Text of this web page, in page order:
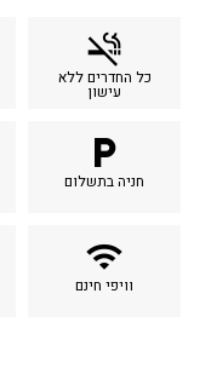
smoke_free
כל החדרים ללא
עישון
local_parking
חניה בתשלום
wifi
וויפי חינם